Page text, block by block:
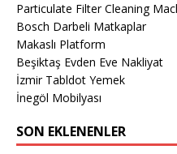
Particulate Filter Cleaning
Bosch Darbeli Matkaplar
Makaslı Platform
Beşiktaş Evden Eve Nakliyat
İzmir Tabldot Yemek
İnegöl Mobilyası
SON EKLENENLER